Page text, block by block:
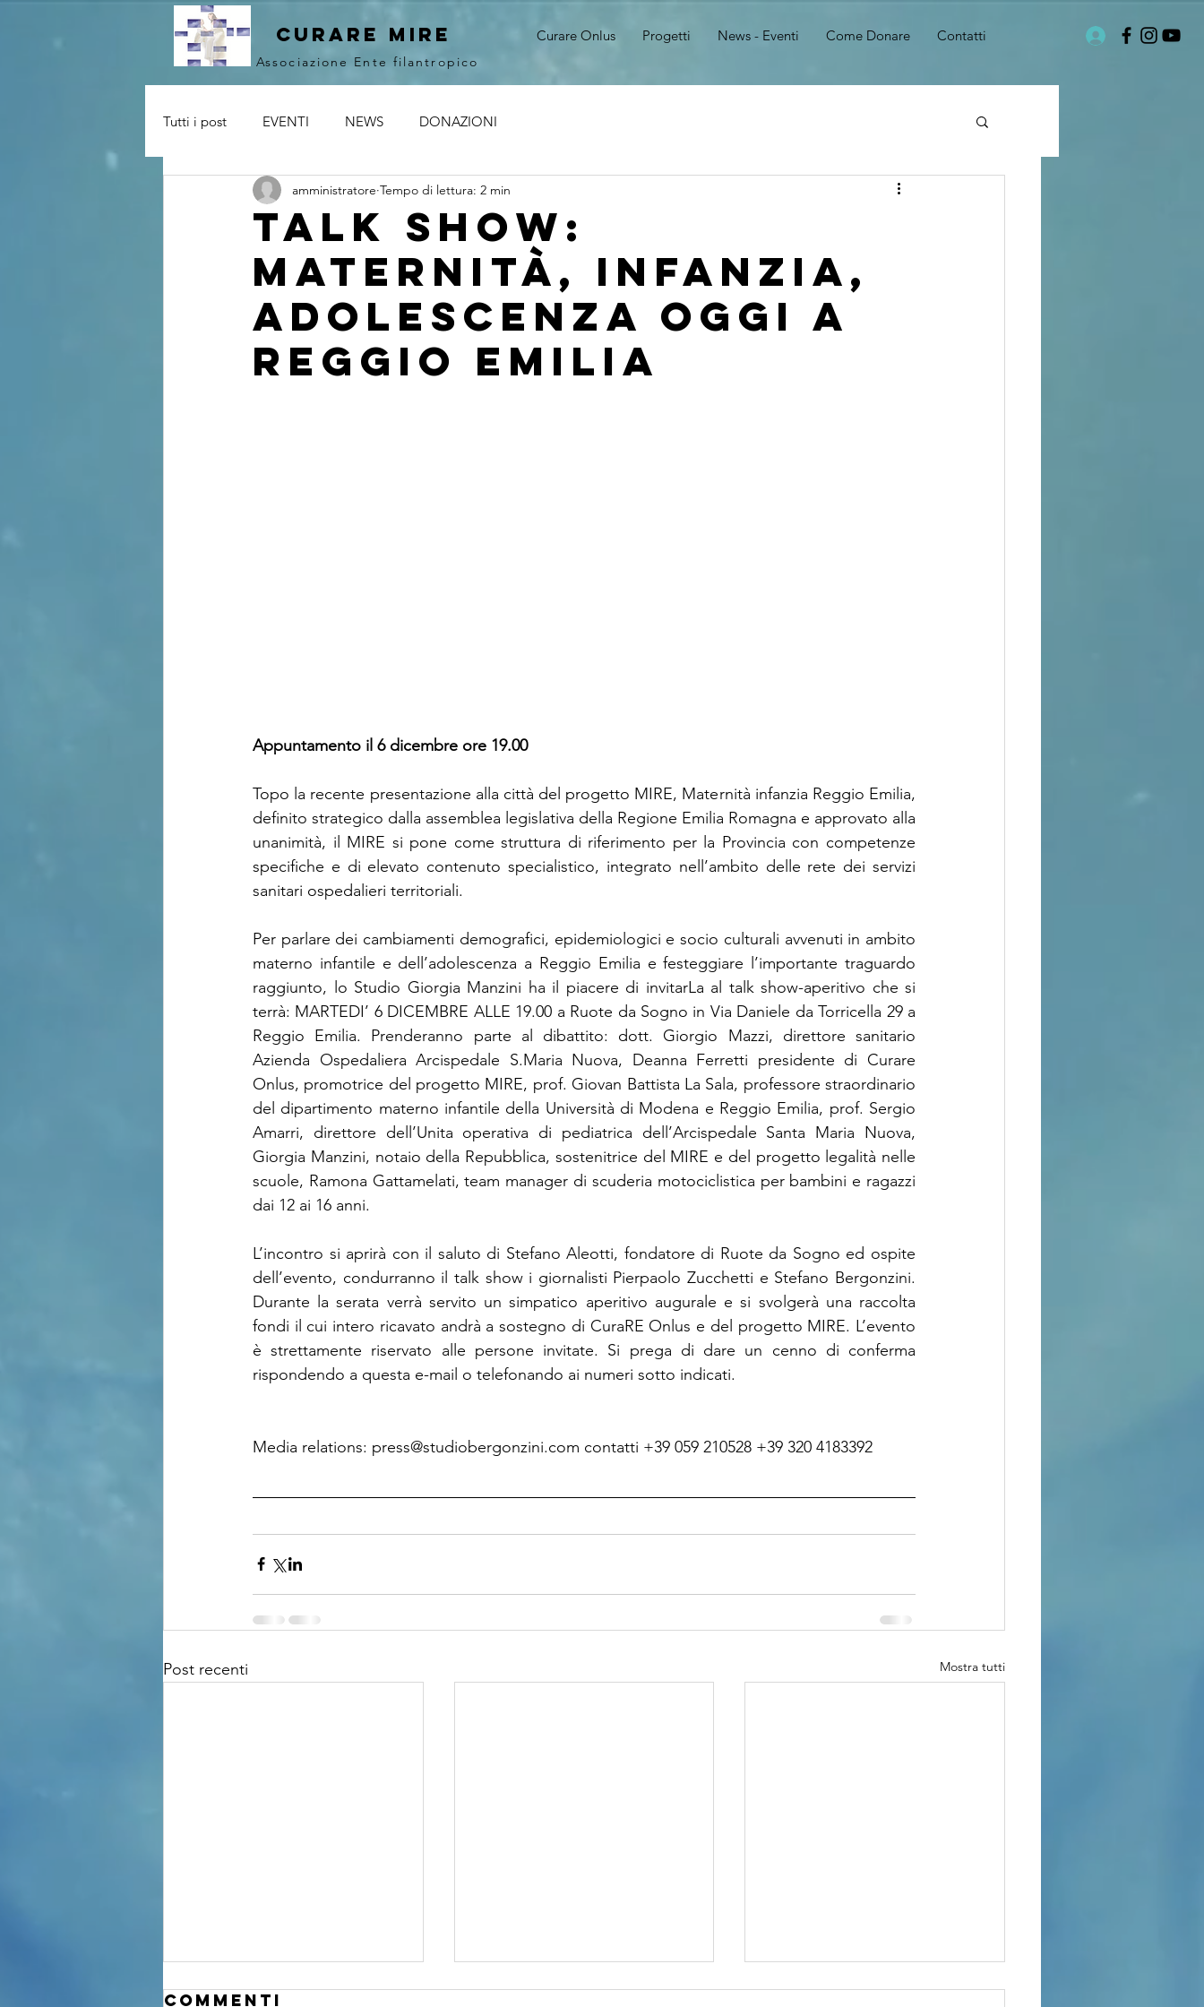
curare MIRE
Associazione Ente filantropico
Curare Onlus Progetti News - Eventi Come Donare Contatti
Tutti i post EVENTI NEWS DONAZIONI
Talk show:
maternità, infanzia,
adolescenza oggi a
Reggio Emilia
amministratore Tempo di lettura: 2 min
Appuntamento il 6 dicembre ore 19.00
Topo la recente presentazione alla città del progetto MIRE, Maternità infanzia Reggio Emilia,
definito strategico dalla assemblea legislativa della Regione Emilia Romagna e approvato alla
unanimità, il MIRE si pone come struttura di riferimento per la Provincia con competenze
specifiche e di elevato contenuto specialistico, integrato nell’ambito delle rete dei servizi
sanitari ospedalieri territoriali.
Per parlare dei cambiamenti demografici, epidemiologici e socio culturali avvenuti in ambito
materno infantile e dell’adolescenza a Reggio Emilia e festeggiare l’importante traguardo
raggiunto, lo Studio Giorgia Manzini ha il piacere di invitarLa al talk show-aperitivo che si
terrà: MARTEDI’ 6 DICEMBRE ALLE 19.00 a Ruote da Sogno in Via Daniele da Torricella 29 a
Reggio Emilia. Prenderanno parte al dibattito: dott. Giorgio Mazzi, direttore sanitario
Azienda Ospedaliera Arcispedale S.Maria Nuova, Deanna Ferretti presidente di Curare
Onlus, promotrice del progetto MIRE, prof. Giovan Battista La Sala, professore straordinario
del dipartimento materno infantile della Università di Modena e Reggio Emilia, prof. Sergio
Amarri, direttore dell’Unita operativa di pediatrica dell’Arcispedale Santa Maria Nuova,
Giorgia Manzini, notaio della Repubblica, sostenitrice del MIRE e del progetto legalità nelle
scuole, Ramona Gattamelati, team manager di scuderia motociclistica per bambini e ragazzi
dai 12 ai 16 anni.
L’incontro si aprirà con il saluto di Stefano Aleotti, fondatore di Ruote da Sogno ed ospite
dell’evento, condurranno il talk show i giornalisti Pierpaolo Zucchetti e Stefano Bergonzini.
Durante la serata verrà servito un simpatico aperitivo augurale e si svolgerà una raccolta
fondi il cui intero ricavato andrà a sostegno di CuraRE Onlus e del progetto MIRE. L’evento
è strettamente riservato alle persone invitate. Si prega di dare un cenno di conferma
rispondendo a questa e-mail o telefonando ai numeri sotto indicati.
Media relations: press@studiobergonzini.com contatti +39 059 210528 +39 320 4183392
Post recenti Mostra tutti
Commenti